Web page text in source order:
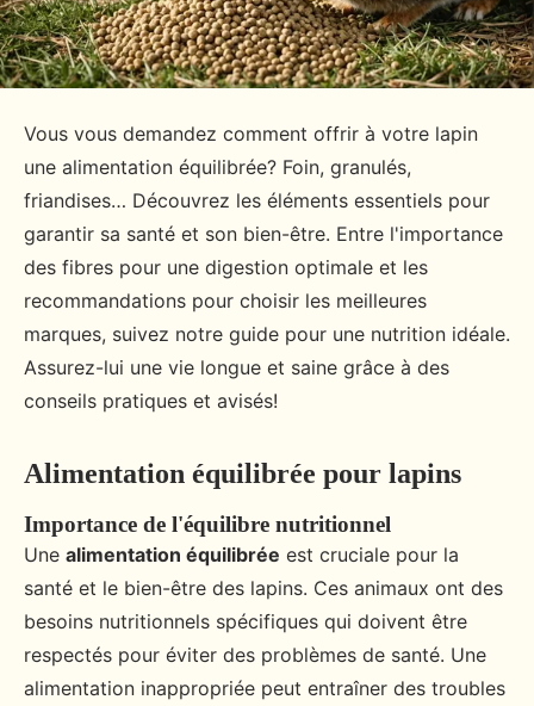
Vous vous demandez comment offrir à votre lapin
une alimentation équilibrée? Foin, granulés,
friandises… Découvrez les éléments essentiels pour
garantir sa santé et son bien-être. Entre l'importance
des fibres pour une digestion optimale et les
recommandations pour choisir les meilleures
marques, suivez notre guide pour une nutrition idéale.
Assurez-lui une vie longue et saine grâce à des
conseils pratiques et avisés!
Alimentation équilibrée pour lapins
Importance de l'équilibre nutritionnel
Une alimentation équilibrée est cruciale pour la
santé et le bien-être des lapins. Ces animaux ont des
besoins nutritionnels spécifiques qui doivent être
respectés pour éviter des problèmes de santé. Une
alimentation inappropriée peut entraîner des troubles